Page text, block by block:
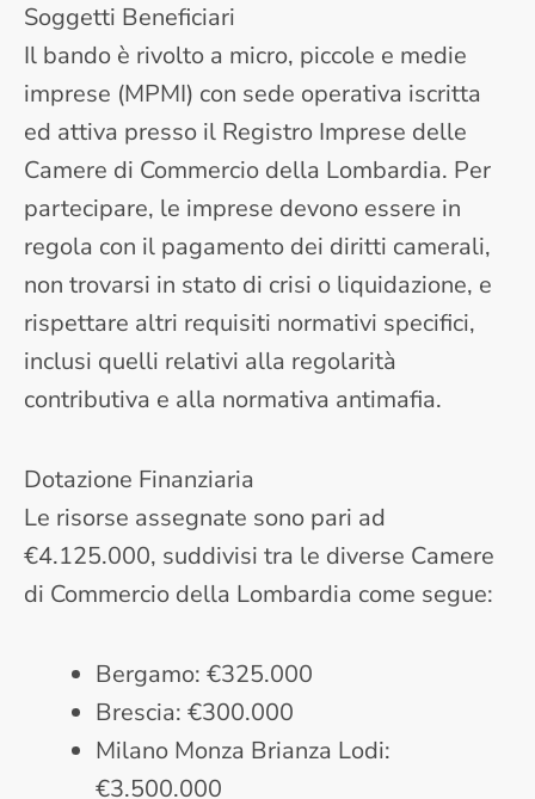
Soggetti Beneficiari
Il bando è rivolto a micro, piccole e medie
imprese (MPMI) con sede operativa iscritta
ed attiva presso il Registro Imprese delle
Camere di Commercio della Lombardia. Per
partecipare, le imprese devono essere in
regola con il pagamento dei diritti camerali,
non trovarsi in stato di crisi o liquidazione, e
rispettare altri requisiti normativi specifici,
inclusi quelli relativi alla regolarità
contributiva e alla normativa antimafia.
Dotazione Finanziaria
Le risorse assegnate sono pari ad
€4.125.000, suddivisi tra le diverse Camere
di Commercio della Lombardia come segue:
Bergamo: €325.000
Brescia: €300.000
Milano Monza Brianza Lodi:
€3.500.000